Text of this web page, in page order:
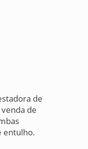
de
de
entulho.